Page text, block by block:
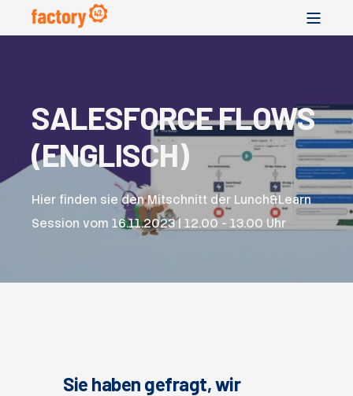
SALESFORCE FLOWS
(ENGLISCH)
Hier finden sie den Mitschnitt der Lunch&Learn
Session vom 16.11.2023 | 12.00 - 13.00 Uhr
Sie haben gefragt, wir